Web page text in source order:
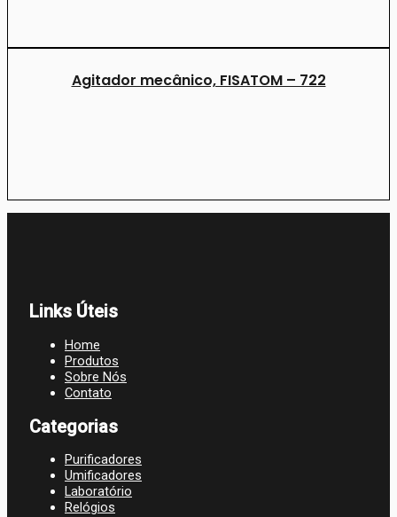
Agitador mecânico, FISATOM – 722
Links Úteis
Home
Produtos
Sobre Nós
Contato
Categorias
Purificadores
Umificadores
Laboratório
Relógios